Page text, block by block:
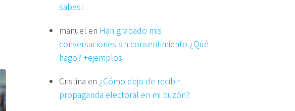
sabes!
manuel en Han grabado mis
conversaciones sin consentimiento ¿Qué
hago? +ejemplos
Cristina en ¿Cómo dejo de recibir
propaganda electoral en mi buzón?